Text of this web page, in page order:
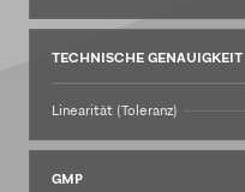
TECHNISCHE GENAUIGKEIT
Linearität (Toleranz)
GMP